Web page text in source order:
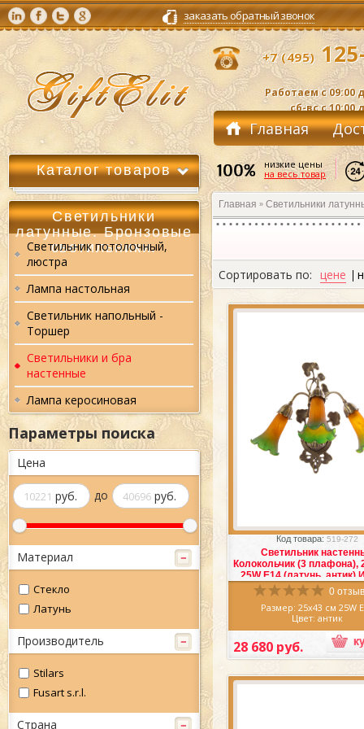
заказать обратный звонок
+7 (495)
Работаем с 09:00
сб-вс с 10:00
Главная
Контакты
Каталог товаров
Светильники
латунные. Бронзовые
светильники.
Светильник потолочный,
люстра
Лампа настольная
Светильник напольный -
Торшер
Светильники и бра
настенные
Лампа керосиновая
Параметры поиска
Цена
руб. до руб.
Материал
Стекло
Латунь
Производитель
Stilars
Fusart s.r.l.
Страна
низкие цены
на весь товар
Главная » Светильники
Сортировать по: цене
Код товара:519-272
Светильник
Колокольчик (3 плафона),
25W E14 (латунь, антик)
0
Размер: 25х43 см 25W
Цвет: антик
Материал: латунь
Производитель:
Восхитительный
25х43см 25W E14 (латунь,
Италия, выполнен
28 680 руб.